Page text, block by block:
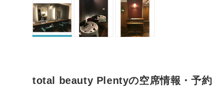
total beauty Plentyの空席情報・予約